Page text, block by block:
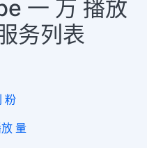
一 万 播放
务列表
粉
量